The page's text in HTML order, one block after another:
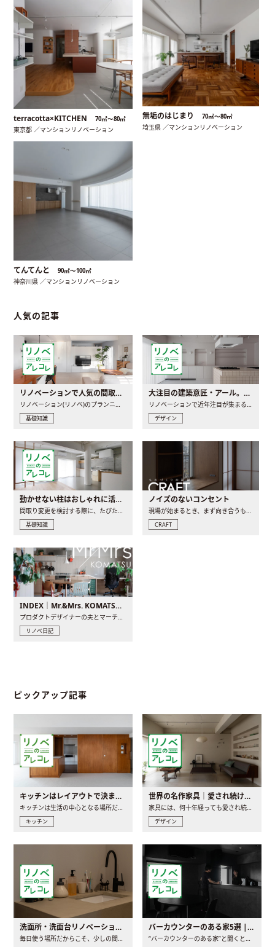
terracotta×KITCHEN 70㎡〜80㎡
東京都 ／マンションリノベーション
無垢のはじまり 70㎡〜80㎡
埼玉県 ／マンションリノベーション
てんてんと 90㎡〜100㎡
神奈川県 ／マンションリノベーション
人気の記事
リノベーションで人気の間取りとは？トレンドの間取りと実例を徹底解説
基礎知識
大注目の建築意匠・アール。人気の理由と空間に取り入れるポイント
デザイン
動かせない柱はおしゃれに活用！柱を魅せるリノベーション(リノベ)4選
基礎知識
ノイズのないコンセント
CRAFT
INDEX｜Mr.&Mrs. KOMATSU renovation diary
リノベ日記
ピックアップ記事
キッチンはレイアウトで決まる。後悔しないための考え方と選び方
キッチンは生活の中心となる場所だからこそ、家の中のどこに置..
キッチン
世界の名作家具｜愛され続ける理由と一生モノとの出会い方
家具には、何十年経っても愛され続ける「名作」と呼ばれるもの..
デザイン
洗面所・洗面台リノベーションの事例と間取りアイデア バーカウンターのある家5選 | 日常に馴染む“距離の近い”キッチンとは